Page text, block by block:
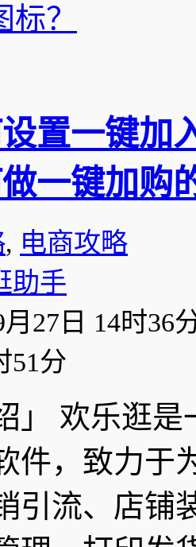
？
置一键加
一键加购
, 电商攻略
助手
月27日 14时36
51分
」 欢乐逛
件，致力于
引流、店铺